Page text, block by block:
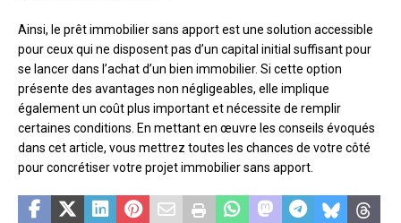
Ainsi, le prêt immobilier sans apport est une solution accessible
pour ceux qui ne disposent pas d’un capital initial suffisant pour
se lancer dans l’achat d’un bien immobilier. Si cette option
présente des avantages non négligeables, elle implique
également un coût plus important et nécessite de remplir
certaines conditions. En mettant en œuvre les conseils évoqués
dans cet article, vous mettrez toutes les chances de votre côté
pour concrétiser votre projet immobilier sans apport.